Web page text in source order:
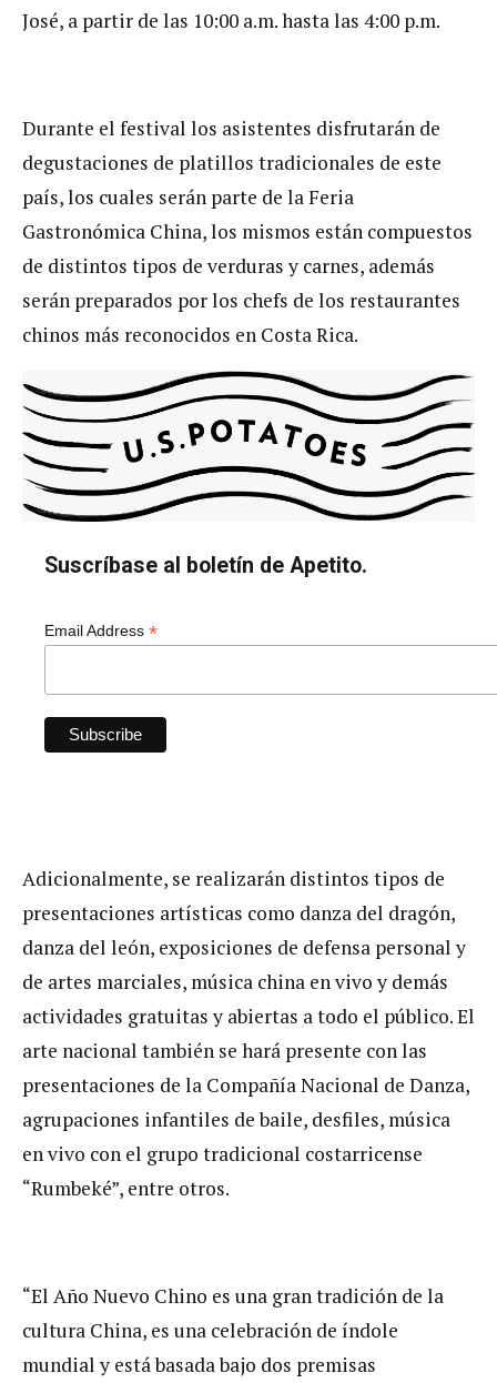
José, a partir de las 10:00 a.m. hasta las 4:00 p.m.
Durante el festival los asistentes disfrutarán de
degustaciones de platillos tradicionales de este
país, los cuales serán parte de la Feria
Gastronómica China, los mismos están compuestos
de distintos tipos de verduras y carnes, además
serán preparados por los chefs de los restaurantes
chinos más reconocidos en Costa Rica.
Suscríbase al boletín de Apetito.
Email Address *
Adicionalmente, se realizarán distintos tipos de
presentaciones artísticas como danza del dragón,
danza del león, exposiciones de defensa personal y
de artes marciales, música china en vivo y demás
actividades gratuitas y abiertas a todo el público. El
arte nacional también se hará presente con las
presentaciones de la Compañía Nacional de Danza,
agrupaciones infantiles de baile, desfiles, música
en vivo con el grupo tradicional costarricense
“Rumbeké”, entre otros.
“El Año Nuevo Chino es una gran tradición de la
cultura China, es una celebración de índole
mundial y está basada bajo dos premisas